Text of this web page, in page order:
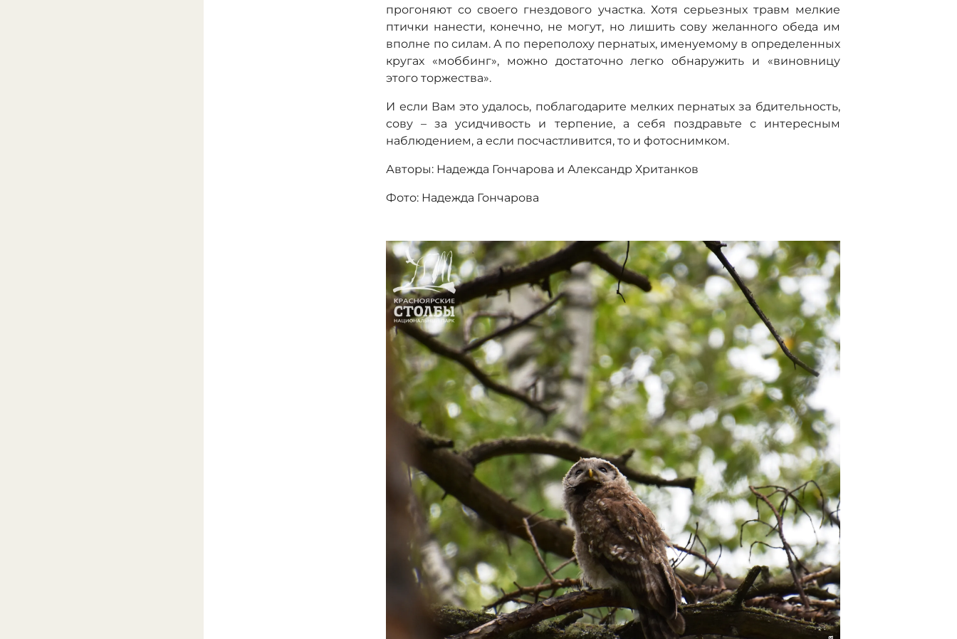
прогоняют со своего гнездового участка. Хотя серьезных травм мелкие
птички нанести, конечно, не могут, но лишить сову желанного обеда им
вполне по силам. А по переполоху пернатых, именуемому в определенных
кругах «моббинг», можно достаточно легко обнаружить и «виновницу
этого торжества».
И если Вам это удалось, поблагодарите мелких пернатых за бдительность,
сову – за усидчивость и терпение, а себя поздравьте с интересным
наблюдением, а если посчастливится, то и фотоснимком.
Авторы: Надежда Гончарова и Александр Хританков
Фото: Надежда Гончарова